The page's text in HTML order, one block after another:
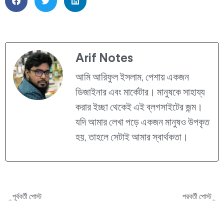
Arif Notes
আমি আরিফুল ইসলাম, পেশায় একজন
ডিজাইনার এবং মার্কেটার। মানুষকে সাহায্য
করার ইচ্ছা থেকেই এই ব্লগসাইটের জন্ম।
যদি আমার লেখা পড়ে একজন মানুষও উপকৃত
হয়, তাহলে সেটাই আমার স্বার্থকতা।
পূর্ববর্তী পোস্ট পরবর্তী পোস্ট